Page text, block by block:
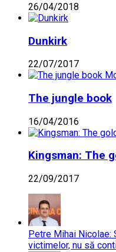
26/04/2018
Dunkirk
22/07/2017
The jungle book
16/04/2016
Kingsman: The
22/09/2017
Petre Mihai
victimelor, nu să